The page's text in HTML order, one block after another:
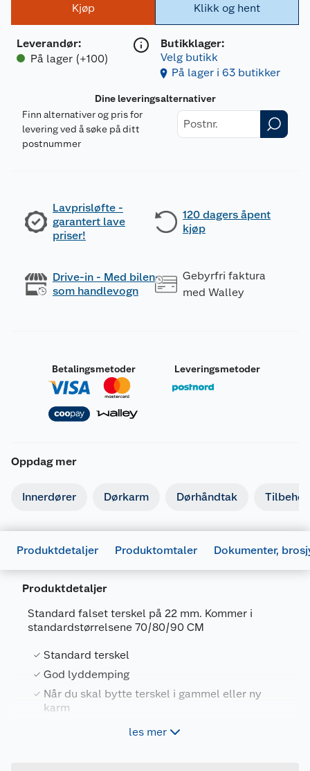
Kjøp
Leverandør:
På lager (+100)
Klikk og hent
Butikklager:
Velg butikk
På lager i 63 butikker
Dine leveringsalternativer
Finn alternativer og pris for
levering ved å søke på ditt
postnummer
Lavprisløfte -
garantert lave
priser!
120 dagers åpent
kjøp
Drive-in - Med bilen
som handlevogn
Gebyrfri faktura
med Walley
Betalingsmetoder Leveringsmetoder
Oppdag mer
Innerdører Dørkarm Dørhåndtak
Produktdetaljer Produktomtaler Dokumenter,
Produktdetaljer
Standard falset terskel på 22 mm. Kommer i
standardstørrelsene 70/80/90 CM
Standard terskel
God lyddemping
Når du skal bytte terskel i gammel eller ny
karm
les mer
FDV
Last ned / vis datablad
Generelt
Artikkelnummer
7072354068183
Leverandørens artikkelnummer